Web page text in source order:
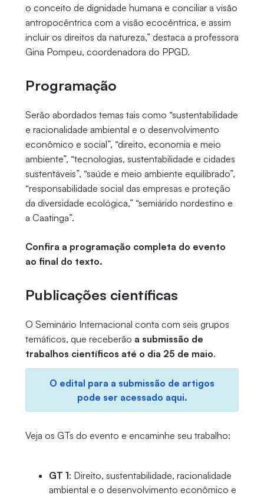
o conceito de dignidade humana e conciliar a visão
antropocêntrica com a visão ecocêntrica, e assim
incluir os direitos da natureza,” destaca a professora
Gina Pompeu, coordenadora do PPGD.
Programação
Serão abordados temas tais como “sustentabilidade
e racionalidade ambiental e o desenvolvimento
econômico e social”, “direito, economia e meio
ambiente”, “tecnologias, sustentabilidade e cidades
sustentáveis”, “saúde e meio ambiente equilibrado”,
“responsabilidade social das empresas e proteção
da diversidade ecológica,” “semiárido nordestino e
a Caatinga”.
Confira a programação completa do evento
ao final do texto.
Publicações científicas
O Seminário Internacional conta com seis grupos
temáticos, que receberão a submissão de
trabalhos científicos até o dia 25 de maio.
O edital para a submissão de artigos
pode ser acessado aqui.
Veja os GTs do evento e encaminhe seu trabalho:
GT 1: Direito, sustentabilidade, racionalidade
ambiental e o desenvolvimento econômico e